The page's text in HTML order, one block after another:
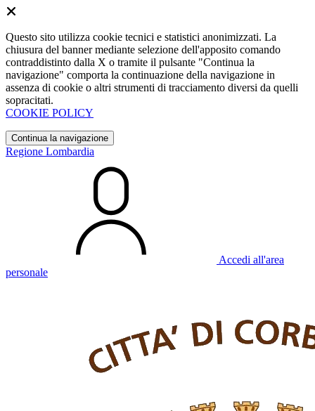
Questo sito utilizza cookie tecnici e statistici anonimizzati. La
chiusura del banner mediante selezione dell'apposito comando
contraddistinto dalla X o tramite il pulsante "Continua la
navigazione" comporta la continuazione della navigazione in
assenza di cookie o altri strumenti di tracciamento diversi da quelli
sopracitati.
COOKIE POLICY
Continua la navigazione
Regione Lombardia
Accedi all'area
personale